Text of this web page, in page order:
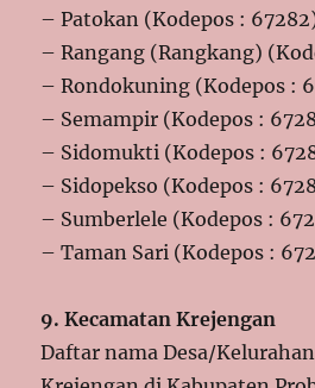
– Patokan (Kodepos :
– Rangang (Rangkang)
– Rondokuning (Kodepos :
– Semampir (Kodepos :
– Sidomukti (Kodepos :
– Sidopekso (Kodepos :
– Sumberlele (Kodepos :
– Taman Sari (Kodepos :
9. Kecamatan Krejengan
Daftar nama Desa/